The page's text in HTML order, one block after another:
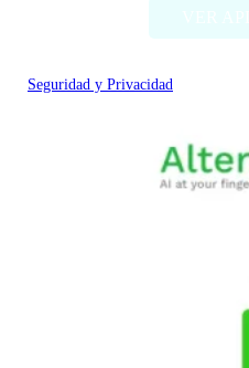
Seguridad y Privacidad